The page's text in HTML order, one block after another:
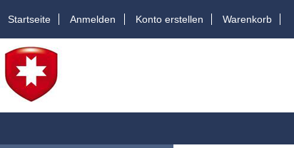
Startseite Anmelden Konto erstellen Warenkorb